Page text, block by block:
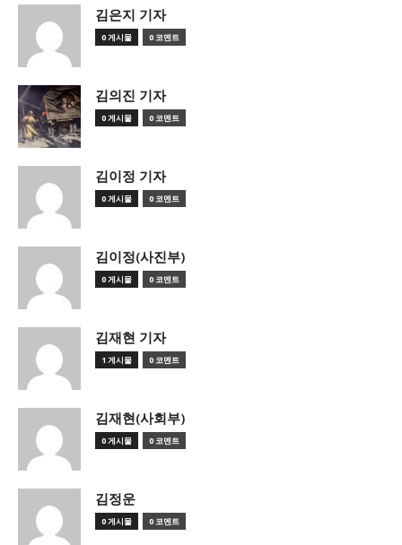
김은지 기자
0 게시물 0 코멘트
김의진 기자
0 게시물 0 코멘트
김이정 기자
0 게시물 0 코멘트
김이정(사진부)
0 게시물 0 코멘트
김재현 기자
1 게시물 0 코멘트
김재현(사회부)
0 게시물 0 코멘트
김정운
0 게시물 0 코멘트